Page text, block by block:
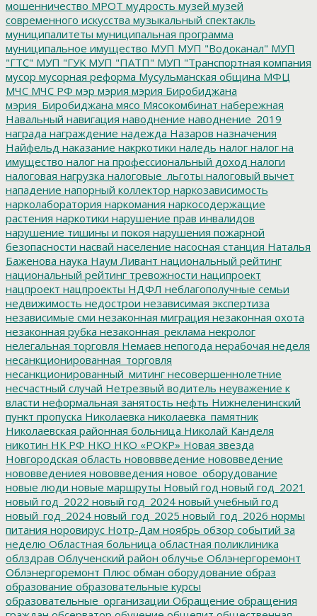
мошенничество МРОТ мудрость музей музей
современного искусства музыкальный спектакль
муниципалитеты муниципальная программа
муниципальное имущество МУП МУП "Водоканал" МУП
"ГТС" МУП "ГУК МУП "ПАТП" МУП "Транспортная компания
мусор мусорная реформа Мусульманская община МФЦ
МЧС МЧС РФ мэр мэрия мэрия Биробиджана
мэрия_Биробиджана мясо Мясокомбинат набережная
Навальный навигация наводнение наводнение_2019
награда награждение надежда Назаров назначения
Найфельд наказание накркотики наледь налог налог на
имущество налог на профессиональный доход налоги
налоговая нагрузка налоговые_льготы налоговый вычет
нападение напорный коллектор наркозависимость
нарколаборатория наркомания наркосодержащие
растения наркотики нарушение прав инвалидов
нарушение тишины и покоя нарушения пожарной
безопасности насвай население насосная станция Наталья
Баженова наука Наум Ливант национальный рейтинг
национальный рейтинг тревожности наципроект
нацпроект нацпроекты НДФЛ неблагополучные семьи
недвижимость недострои независимая экспертиза
независимые сми незаконная миграция незаконная охота
незаконная рубка незаконная_реклама некролог
нелегальная торговля Немаев непогода нерабочая неделя
несанкционированная_торговля
несанкционированный_митинг несовершеннолетние
несчастный случай Нетрезвый водитель неуважение к
власти неформальная занятость нефть Нижнеленинский
пункт пропуска Николаевка николаевка_памятник
Николаевская районная больница Николай Канделя
никотин НК РФ НКО НКО «РОКР» Новая звезда
Новгородская область нововвведение нововведение
нововведениея нововведения новое_оборудование
новые люди новые маршруты Новый год новый год_2021
новый год_2022 новый год_2024 новый учебный год
новый_год_2024 новый_год_2025 новый_год_2026 нормы
питания норовирус Нотр-Дам ноябрь обзор событий за
неделю Областная больница областная поликлиника
облздрав Облученский район облучье Облэнергоремонт
Облэнергоремонт Плюс обман оборудование образ
образование образовательные курсы
образовательные_организации Обращение обращения